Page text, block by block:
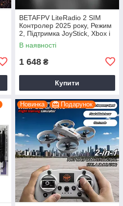
BETAFPV LiteRadio 2 SIM
Контролер 2025 року, Режим
2, Підтримка JoyStick, Xbox і
сумісний Virtual Flight, Liftoff
В наявності
1 648 ₴
Купити
Новинка Подарунок